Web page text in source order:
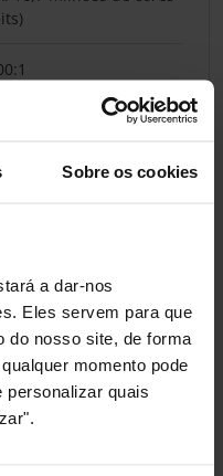
Sobre os cookies
a dar-nos
Eles servem para que
do nosso site, de forma
momento pode
personalizar quais
HDR10+, HLG
m²